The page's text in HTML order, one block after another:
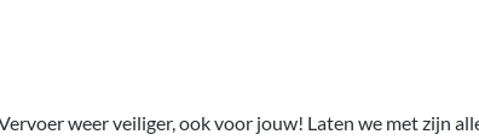
weer veiliger, ook voor jouw! Laten we met zijn